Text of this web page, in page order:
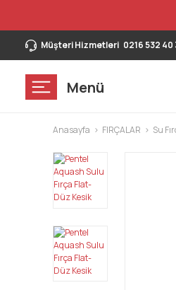
Müşteri Hizmetleri 0216 532 40
Menü
Anasayfa FIRÇALAR Su